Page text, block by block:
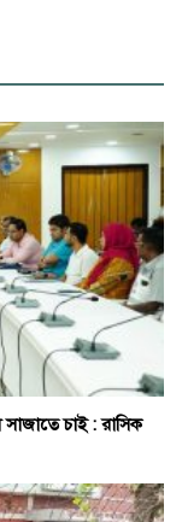
চাই : রাসিক